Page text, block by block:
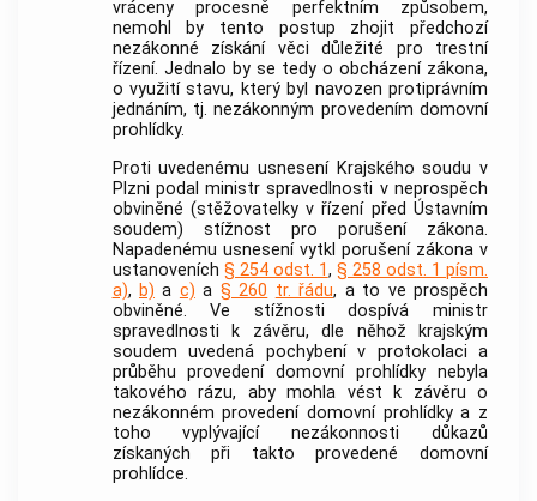
vráceny procesně perfektním způsobem,
nemohl by tento postup zhojit předchozí
nezákonné získání věci důležité pro trestní
řízení. Jednalo by se tedy o obcházení zákona,
o využití stavu, který byl navozen protiprávním
jednáním, tj. nezákonným provedením domovní
prohlídky.
Proti uvedenému usnesení Krajského soudu v
Plzni podal ministr spravedlnosti v neprospěch
obviněné (stěžovatelky v řízení před Ústavním
soudem) stížnost pro porušení zákona.
Napadenému usnesení vytkl porušení zákona v
ustanoveních § 254 odst. 1, § 258 odst. 1 písm.
a), b) a c) a § 260 tr. řádu, a to ve prospěch
obviněné. Ve stížnosti dospívá ministr
spravedlnosti k závěru, dle něhož krajským
soudem uvedená pochybení v protokolaci a
průběhu provedení domovní prohlídky nebyla
takového rázu, aby mohla vést k závěru o
nezákonném provedení domovní prohlídky a z
toho vyplývající nezákonnosti důkazů
získaných při takto provedené domovní
prohlídce.